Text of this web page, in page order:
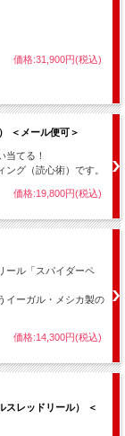
す・・・（＾＾；））
価格:31,900円(税込)
＜メール便可＞
当てる！
グ（読心術）です。
価格:19,800円(税込)
ール「スパイダーペ
イーガル・メシカ製の
価格:14,300円(税込)
スレッドリール） ＜